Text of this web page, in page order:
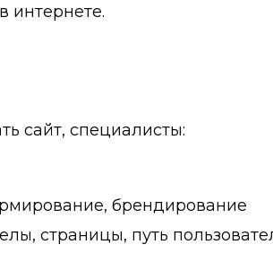
интернете.
сайт, специалисты:
брендирование
страницы, путь